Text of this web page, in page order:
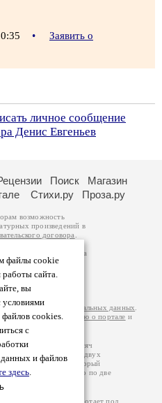
•
Заявить о
личное сообщение
Денис Евгеньев
файлы cookie
сайта.
вы
условиями
файлов cookies.
с
и файлов
здесь.
Поиск
Магазин
Стихи.ру Проза.ру
возможность
произведений в
договора
принадлежат авторам
произведений возможна
вы можете
Ответственность за
на
обработки персональных данных
подробнуюинформацию о портале и
– порядка 200 тысяч
просматривают более двух
посещаемости, который
В каждой графе указано по две
посетителей.
2026. Портал работает под